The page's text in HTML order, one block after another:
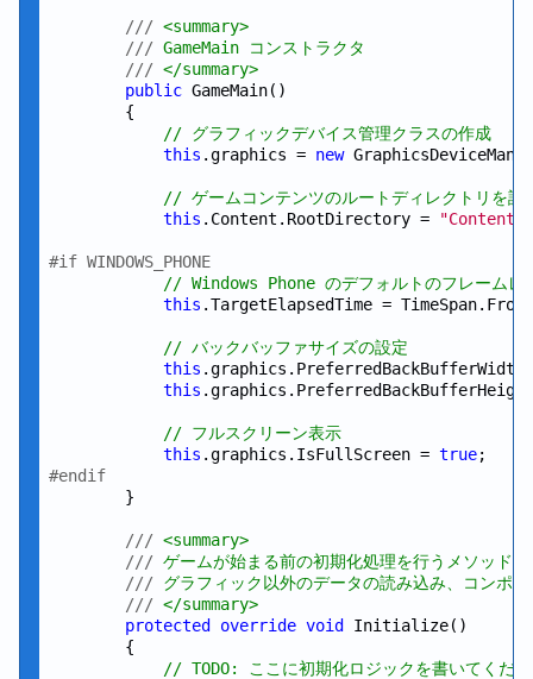
/// <summary>
/// GameMain コンストラクタ
/// </summary>
public GameMain()
        {
// グラフィックデバイス管理クラスの作成
this .graphics = new
// ゲームコンテンツのルートディレクトリを設
this .Content.RootDirectory = "Content"
#if WINDOWS_PHONE
// Windows Phone のデフォルトのフレームレ
this .TargetElapsedTime =
// バックバッファサイズの設定
this
this
// フルスクリーン表示
this .graphics.IsFullScreen = true
#endif
        }
/// <summary>
/// ゲームが始まる前の初期化処理を行うメソッド
/// グラフィック以外のデータの読み込み、コンポ
/// </summary>
protected
override void
Initialize()
        {
// TODO: ここに初期化ロジックを書いてくだ